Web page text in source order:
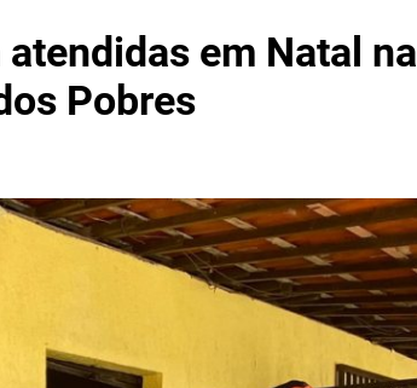
em Natal na
Pobres